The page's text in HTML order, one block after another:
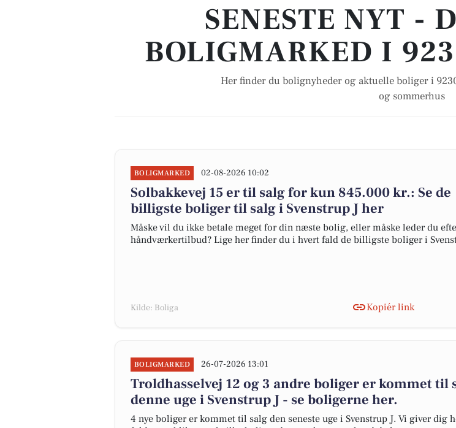
SENESTE NYT -
BOLIGMARKED I
Her finder du bolignyheder og aktuelle boliger i
og sommerhus
BOLIGMARKED 02-08-2026 10:02
Solbakkevej 15 er til salg for kun 845.000 kr.: Se de
billigste boliger til salg i Svenstrup J her
Måske vil du ikke betale meget for din næste bolig, eller måske leder du
håndværkertilbud? Lige her finder du i hvert fald de billigste boliger i
Kilde: Boliga Kopiér link
BOLIGMARKED 26-07-2026 13:01
Troldhasselvej 12 og 3 andre boliger er kommet til
denne uge i Svenstrup J - se boligerne her.
4 nye boliger er kommet til salg den seneste uge i Svenstrup J. Vi giver dig